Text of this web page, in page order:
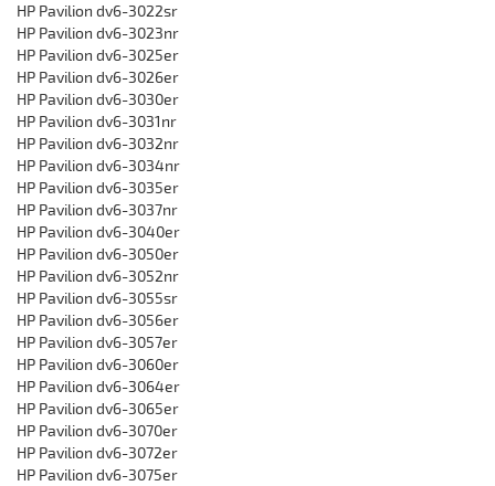
HP Pavilion dv6-3022sr
HP Pavilion dv6-3023nr
HP Pavilion dv6-3025er
HP Pavilion dv6-3026er
HP Pavilion dv6-3030er
HP Pavilion dv6-3031nr
HP Pavilion dv6-3032nr
HP Pavilion dv6-3034nr
HP Pavilion dv6-3035er
HP Pavilion dv6-3037nr
HP Pavilion dv6-3040er
HP Pavilion dv6-3050er
HP Pavilion dv6-3052nr
HP Pavilion dv6-3055sr
HP Pavilion dv6-3056er
HP Pavilion dv6-3057er
HP Pavilion dv6-3060er
HP Pavilion dv6-3064er
HP Pavilion dv6-3065er
HP Pavilion dv6-3070er
HP Pavilion dv6-3072er
HP Pavilion dv6-3075er